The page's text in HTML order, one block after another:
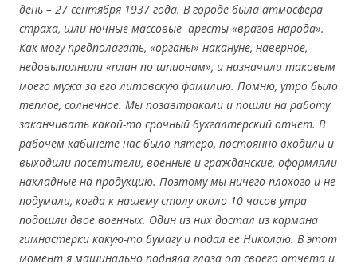
день – 27 сентября 1937 года. В городе была атмосфера
страха, шли ночные массовые аресты «врагов народа».
Как могу предполагать, «органы» накануне, наверное,
недовыполнили «план по шпионам», и назначили таковым
моего мужа за его литовскую фамилию. Помню, утро было
теплое, солнечное. Мы позавтракали и пошли на работу
заканчивать какой-то срочный бухгалтерский отчет. В
рабочем кабинете нас было пятеро, постоянно входили и
выходили посетители, военные и гражданские, оформляли
накладные на продукцию. Поэтому мы ничего плохого и не
подумали, когда к нашему столу около 10 часов утра
подошли двое военных. Один из них достал из кармана
гимнастерки какую-то бумагу и подал ее Николаю. В этот
момент я машинально подняла глаза от своего отчета и